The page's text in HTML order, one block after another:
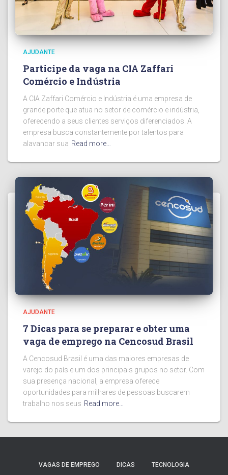
AJUDANTE
Participe da vaga na CIA Zaffari
Comércio e Indústria
A CIA Zaffari Comércio e Indústria é uma empresa de
grande porte que atua no setor de comércio e indústria,
oferecendo a seus clientes serviços diferenciados. A
empresa busca constantemente por talentos para
alavancar sua Read more…
AJUDANTE
7 Dicas para se preparar e obter uma
vaga de emprego na Cencosud Brasil
A Cencosud Brasil é uma das maiores empresas de
varejo do país e um dos principais grupos no setor. Com
sua presença nacional, a empresa oferece
oportunidades para milhares de pessoas buscarem
trabalho nos seus Read more…
VAGAS DE EMPREGO DICAS TECNOLOGIA